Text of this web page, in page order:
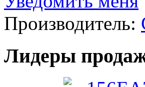
Производитель:
Лидеры